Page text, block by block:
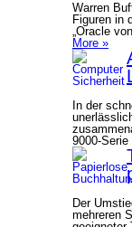
Warren
Figuren in
„Oracle
More »
In der
9000-Serie
Der
mehreren